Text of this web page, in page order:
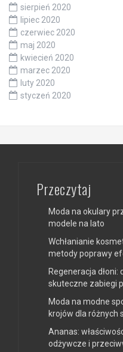
sierpień 2020
lipiec 2020
czerwiec 2020
maj 2020
kwiecień 2020
marzec 2020
luty 2020
styczeń 2020
Przeczytaj
Moda na okulary
modele na lato
Wchłanianie
metody poprawy
Regeneracja
skuteczne zabiegi
Moda na modne
krojów dla różnych
Ananas:
odżywcze i